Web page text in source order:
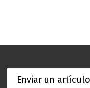
Enviar un artículo